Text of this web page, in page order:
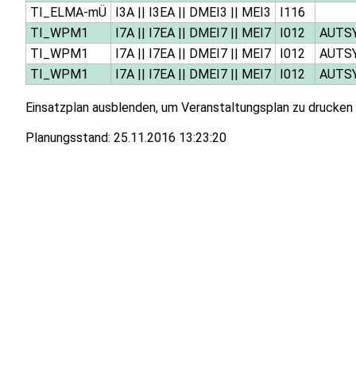
TI_ELMA-mÜ
I3A|| I3EA|| DMEI3 || MEI3
I116
TI_WPM1
I7A|| I7EA|| DMEI7|| MEI7 I012
TI_WPM1
I7A|| I7EA|| DMEI7|| MEI7 I012
TI_WPM1
I7A|| I7EA|| DMEI7|| MEI7 I012
Einsatzplan ausblenden, um Veranstaltungsplan zu drucken
Planungsstand: 25.11.2016 13:23:20